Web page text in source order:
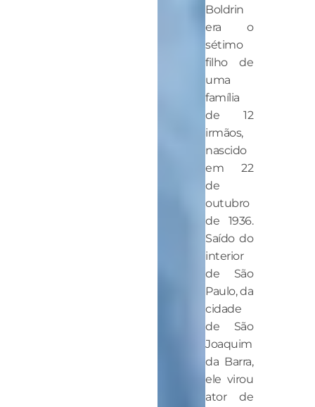
Boldrin
era o
sétimo
filho de
uma
família
de 12
irmãos,
nascido
em 22
de
outubro
de 1936.
Saído do
interior
de São
Paulo, da
cidade
de São
Joaquim
da Barra,
ele virou
ator de